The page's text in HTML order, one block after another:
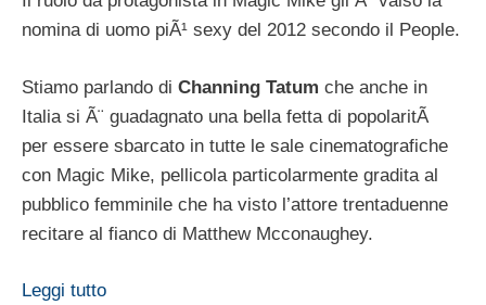
nomina di uomo piÃ¹ sexy del 2012 secondo il People.
Stiamo parlando di Channing Tatum che anche in
Italia si Ã¨ guadagnato una bella fetta di popolaritÃ
per essere sbarcato in tutte le sale cinematografiche
con Magic Mike, pellicola particolarmente gradita al
pubblico femminile che ha visto l’attore trentaduenne
recitare al fianco di Matthew Mcconaughey.
Leggi tutto